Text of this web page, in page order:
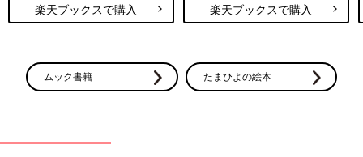
楽天ブックスで購入 楽天ブックスで購入
ムック書籍 たまひよの絵本